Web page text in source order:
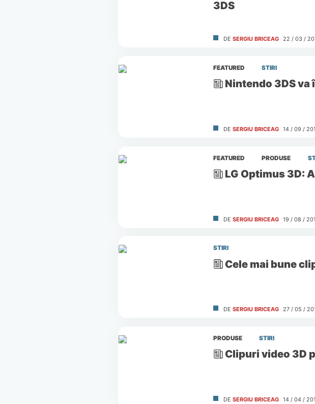
3DS
DE SERGIU BRICEAG 22 / 03 /
FEATURED STIRI
Nintendo 3DS
DE SERGIU BRICEAG 14 / 09 /
FEATURED PRODUSE
DE SERGIU BRICEAG 19 / 08 /
STIRI
Cele mai bune
DE SERGIU BRICEAG 27 / 05 /
PRODUSE STIRI
Clipuri video 3D
DE SERGIU BRICEAG 14 / 04 /